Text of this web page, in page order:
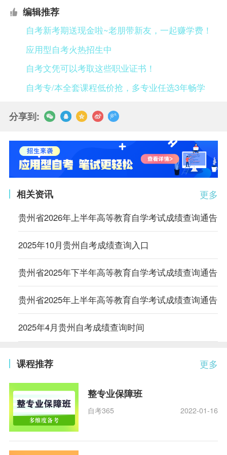
编辑推荐
自考新考期送现金啦~老朋带新友，一起赚学费！
应用型自考火热招生中
自考文凭可以考取这些职业证书！
自考专/本全套课程低价抢，多专业任选3年畅学
分享到:
更多
相关资讯
贵州省2026年上半年高等教育自学考试成绩查询通告
2025年10月贵州自考成绩查询入口
贵州省2025年下半年高等教育自学考试成绩查询通告
贵州省2025年上半年高等教育自学考试成绩查询通告
2025年4月贵州自考成绩查询时间
更多
课程推荐
整专业保障班
自考365 2022-01-16